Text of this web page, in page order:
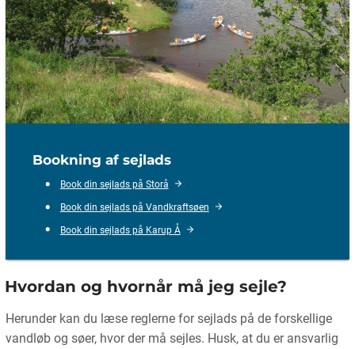
Bookning af sejlads
Book din sejlads på Storå
Book din sejlads på Vandkraftsøen
Book din sejlads på Karup Å
Hvordan og hvornår må jeg sejle?
Herunder kan du læse reglerne for sejlads på de forskellige
vandløb og søer, hvor der må sejles. Husk, at du er ansvarlig